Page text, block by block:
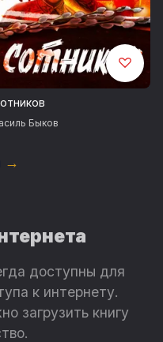
Быков
→
доступны для
к интернету.
загрузить книгу